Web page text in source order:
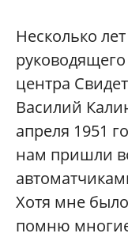
Несколько
центра
Василий
апреля 1951
нам пришли
Хотя мне
помню